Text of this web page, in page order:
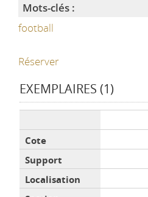
Mots-clés :
football
Réserver
EXEMPLAIRES (1)